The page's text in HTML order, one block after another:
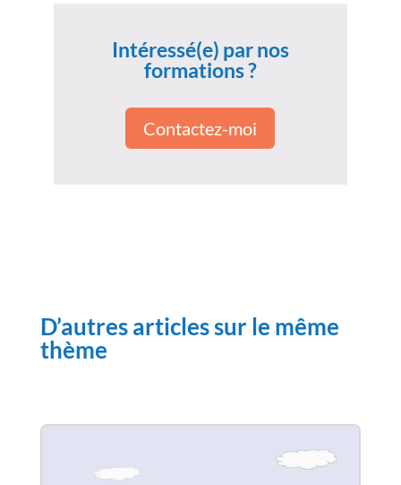
Intéressé(e) par nos
formations ?
Contactez-moi
D’autres articles sur le même
thème